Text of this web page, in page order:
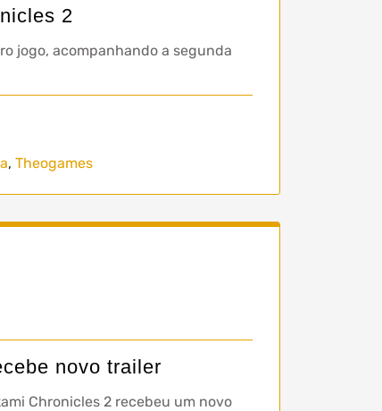
2
jogo, acompanhando a segunda
, Theogames
novo trailer
Chronicles 2 recebeu um novo